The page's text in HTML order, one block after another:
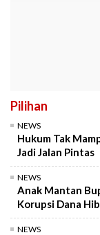
Pilihan
NEWS
Hukum Tak
Jadi Jalan Pintas
NEWS
Anak Mantan
Korupsi Dana
NEWS